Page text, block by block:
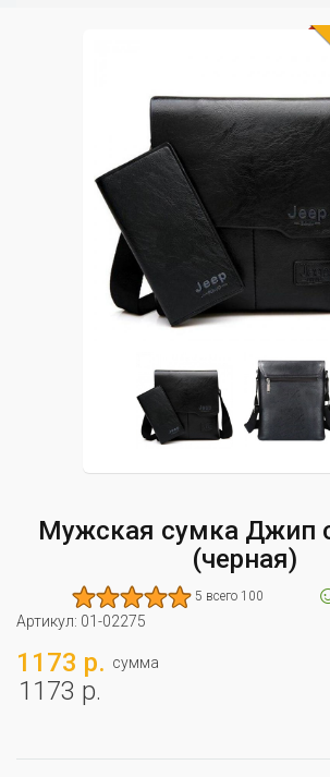
Мужская сумка Джип
(черная)
5 всего 100
Артикул: 01-02275
1173 р. сумма
1173 р.